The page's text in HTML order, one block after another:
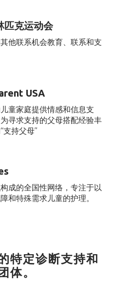
匹克运动会
他联系机会教育、联系和支
USA
童家庭提供情感和信息支
寻求支持的父母搭配经验丰
支持父母”
成的全国性网络，专注于以
和特殊需求儿童的护理。
特定诊断支持和
体。